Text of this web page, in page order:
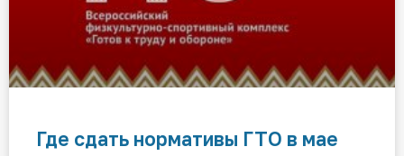
Где сдать нормативы ГТО в мае